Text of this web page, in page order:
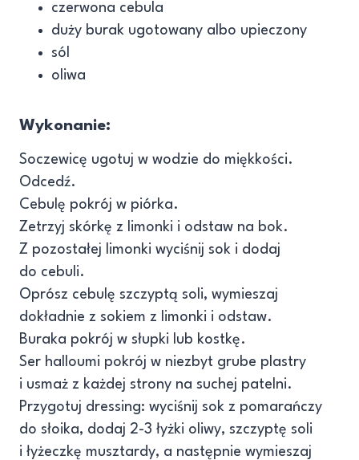
czerwona cebula
duży burak ugotowany albo upieczony
sól
oliwa
Wykonanie:
Soczewicę ugotuj w wodzie do miękkości.
Odcedź.
Cebulę pokrój w piórka.
Zetrzyj skórkę z limonki i odstaw na bok.
Z pozostałej limonki wyciśnij sok i dodaj
do cebuli.
Oprósz cebulę szczyptą soli, wymieszaj
dokładnie z sokiem z limonki i odstaw.
Buraka pokrój w słupki lub kostkę.
Ser halloumi pokrój w niezbyt grube plastry
i usmaż z każdej strony na suchej patelni.
Przygotuj dressing: wyciśnij sok z pomarańczy
do słoika, dodaj 2-3 łyżki oliwy, szczyptę soli
i łyżeczkę musztardy, a następnie wymieszaj